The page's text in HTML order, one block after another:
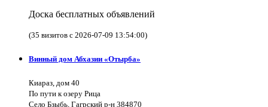
Доска бесплатных объявлений
(35 визитов с 2026-07-09 13:54:00)
Винный дом Абхазии «Отырба»
Киараз, дом 40
По пути к озеру Рица
Село Бзыбь, Гагрский р-н 384870